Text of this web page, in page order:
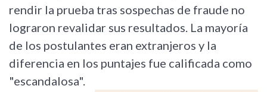
rendir la prueba tras sospechas de fraude no
lograron revalidar sus resultados. La mayoría
de los postulantes eran extranjeros y la
diferencia en los puntajes fue calificada como
"escandalosa".